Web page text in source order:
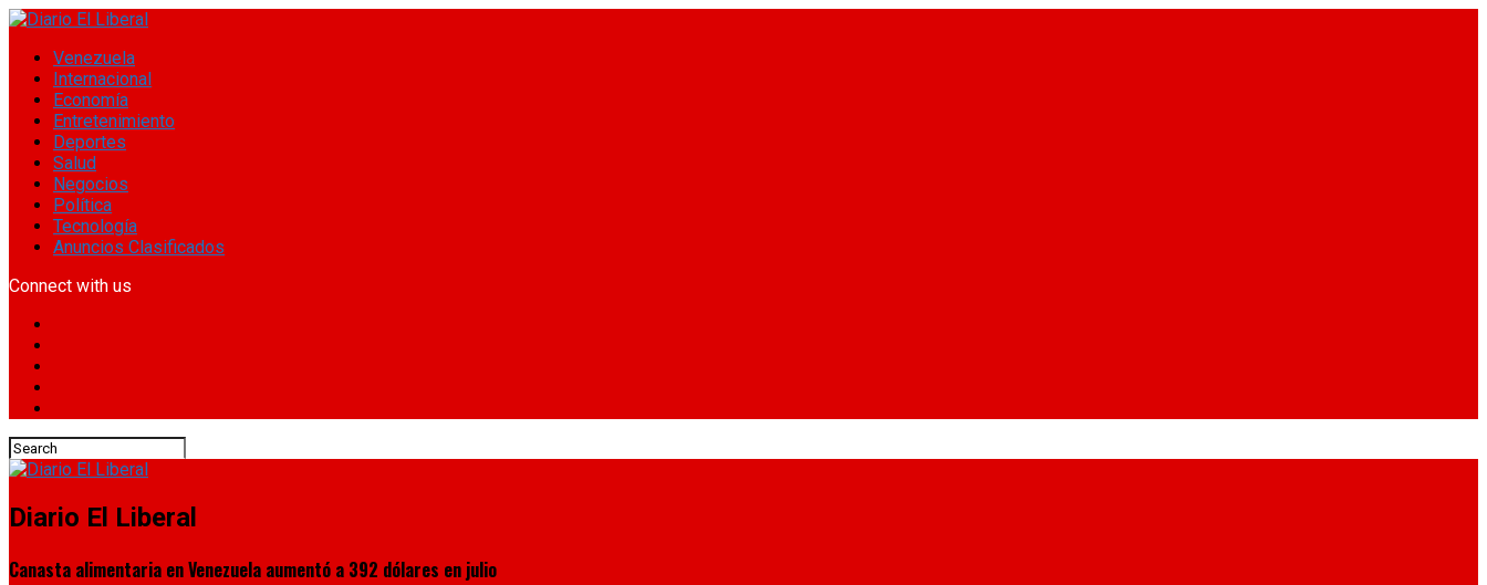
Venezuela
Internacional
Economía
Entretenimiento
Deportes
Salud
Negocios
Política
Tecnología
Anuncios Clasificados
Connect with us
Diario El Liberal
Canasta alimentaria en Venezuela aumentó a 392 dólares en julio